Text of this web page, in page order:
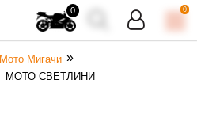
0 0
Мото Мигачи
МОТО СВЕТЛИНИ